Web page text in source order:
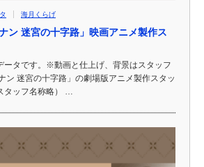
海月くらげ
ン 迷宮の十字路」映画アニメ製作ス
ータです。※動画と仕上げ、背景はスタッフ
ン 迷宮の十字路」の劇場版アニメ製作スタッ
タッフ名称略） …